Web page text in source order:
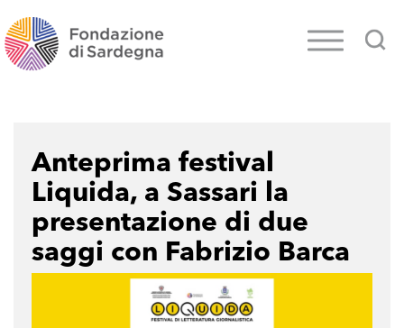
Anteprima festival
Liquida, a Sassari la
presentazione di due
saggi con Fabrizio Barca